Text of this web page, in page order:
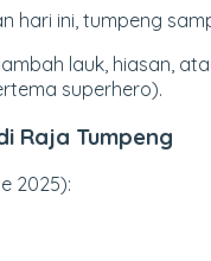
hari ini, tumpeng
lauk, hiasan,
superhero).
Raja Tumpeng
2025):